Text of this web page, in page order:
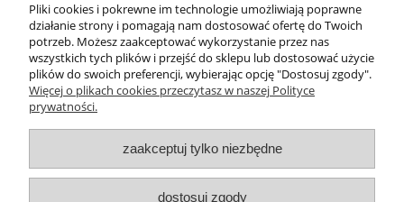
Płatności i dostawa
Informacje
O nas
Pliki cookies i pokrewne im technologie umożliwiają poprawne
działanie strony i pomagają nam dostosować ofertę do Twoich
potrzeb. Możesz zaakceptować wykorzystanie przez nas
wszystkich tych plików i przejść do sklepu lub dostosować użycie
plików do swoich preferencji, wybierając opcję "Dostosuj zgody".
Więcej o plikach cookies przeczytasz w naszej Polityce
prywatności.
zaakceptuj tylko niezbędne
dostosuj zgody